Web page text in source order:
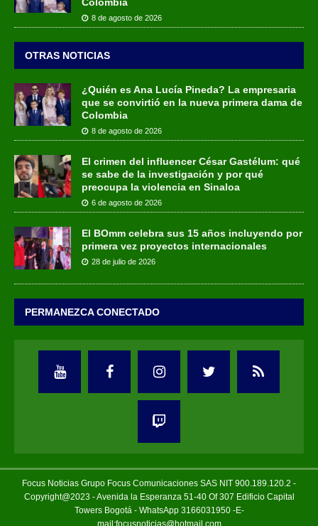
8 de agosto de 2026
OTRAS NOTICIAS
¿Quién es Ana Lucía Pineda? La empresaria
que se convirtió en la nueva primera dama de
Colombia
8 de agosto de 2026
El crimen del influencer César Gastélum: qué
se sabe de la investigación y por qué
preocupa la violencia en Sinaloa
6 de agosto de 2026
El BOmm celebra sus 15 años incluyendo por
primera vez proyectos internacionales
28 de julio de 2026
PERMANEZCA CONECTADO
Focus Noticias Grupo Focus Comunicaciones SAS NIT 900.189.120.2 -
Copyright@2023 - Avenida la Esperanza 51-40 Of 307 Edificio Capital
Towers Bogotá - WhatsApp 3166031950 -E-